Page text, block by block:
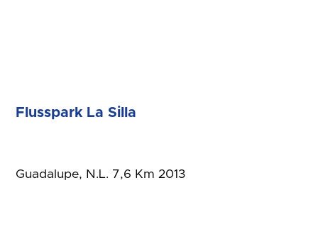
Flusspark La Silla
Guadalupe, N.L. 7,6 Km 2013